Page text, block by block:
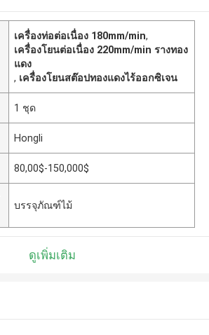
เครื่องท่อต่อเนื่อง 180mm/min,
เครื่องโยนต่อเนื่อง 220mm/min รางทอง
แดง
, เครื่องโยนสต๊อปทองแดงไร้ออกซิเจน
1 ชุด
Hongli
80,00$-150,000$
บรรจุภัณฑ์ไม้
ดูเพิ่มเติม